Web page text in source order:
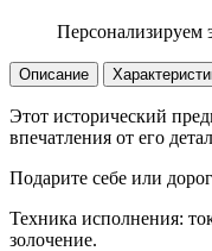
Персонализируем
Описание
Этот исторический
впечатления от его
Подарите себе или
Техника исполнения:
золочение.